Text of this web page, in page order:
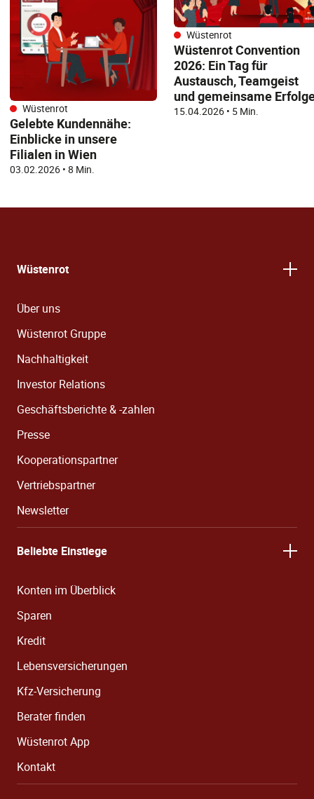
Wüstenrot
Gelebte Kundennähe:
Einblicke in unsere
Filialen in Wien
03.02.2026• 8 Min.
Wüstenrot
Wüstenrot Convention
2026: Ein Tag für
Austausch, Teamgeist
und gemeinsame
15.04.2026 • 5 Min.
Wüstenrot
Über uns
Wüstenrot Gruppe
Nachhaltigkeit
Investor Relations
Geschäftsberichte & -zahlen
Presse
Kooperationspartner
Vertriebspartner
Newsletter
Beliebte Einstiege
Konten im Überblick
Sparen
Kredit
Lebensversicherungen
Kfz-Versicherung
Berater finden
Wüstenrot App
Kontakt